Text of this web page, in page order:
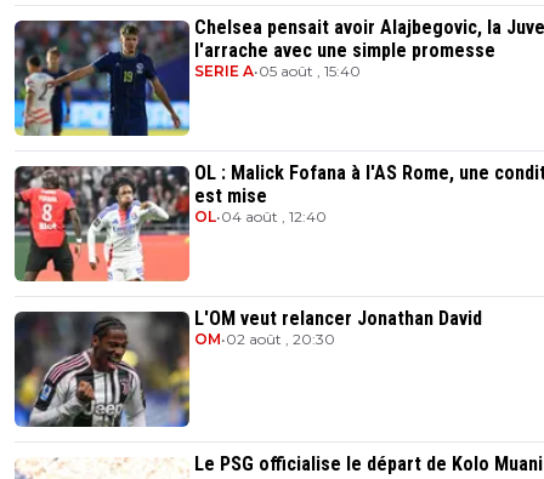
Chelsea pensait avoir Alajbegovic, la
l'arrache avec une simple promesse
SERIE A•05 août , 15:40
OL : Malick Fofana à l'AS Rome, une
est mise
OL•04 août , 12:40
L'OM veut relancer Jonathan David
OM•02 août , 20:30
Le PSG officialise le départ de Kolo